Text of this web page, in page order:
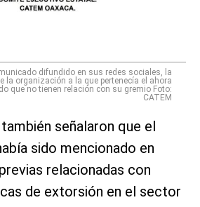
difundido en sus redes sociales, la
la organización a la que pertenecía el ahora
que no tienen relación con su gremio Foto:
CATEM
señalaron que el
sido mencionado en
relacionadas con
de extorsión en el sector